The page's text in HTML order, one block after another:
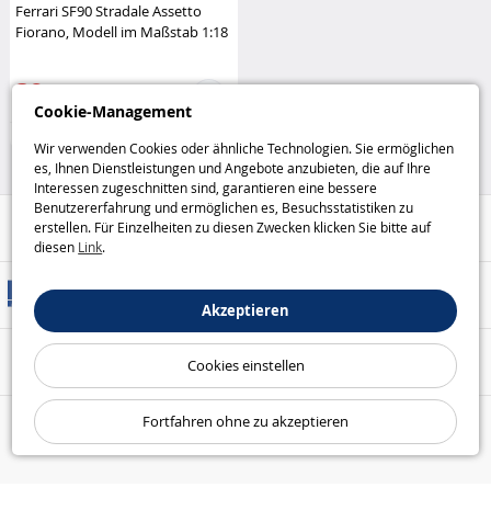
Cookie-Management
Wir verwenden Cookies oder ähnliche Technologien. Sie ermöglichen
es, Ihnen Dienstleistungen und Angebote anzubieten, die auf Ihre
Interessen zugeschnitten sind, garantieren eine bessere
Benutzererfahrung und ermöglichen es, Besuchsstatistiken zu
erstellen. Für Einzelheiten zu diesen Zwecken klicken Sie bitte auf
diesen Link.
Akzeptieren
Cookies einstellen
Fortfahren ohne zu akzeptieren
Ferrari SF90 Stradale Assetto
Fiorano, Modell im Maßstab 1:18
39
Hilfe / Kontakt
Versandarten
Sicheres Bezahlen
Unsere Garantien